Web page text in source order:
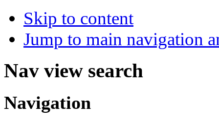
Skip to content
Jump to main navigation
Nav view search
Navigation